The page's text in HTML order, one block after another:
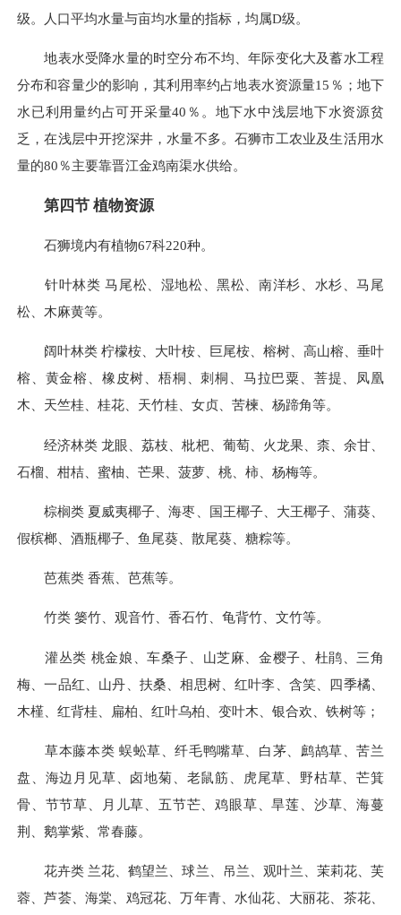
级。人口平均水量与亩均水量的指标，均属D级。
地表水受降水量的时空分布不均、年际变化大及蓄水工程
分布和容量少的影响，其利用率约占地表水资源量15％；地下
水已利用量约占可开采量40％。地下水中浅层地下水资源贫
乏，在浅层中开挖深井，水量不多。石狮市工农业及生活用水
量的80％主要靠晋江金鸡南渠水供给。
第四节 植物资源
石狮境内有植物67科220种。
针叶林类 马尾松、湿地松、黑松、南洋杉、水杉、马尾
松、木麻黄等。
阔叶林类 柠檬桉、大叶桉、巨尾桉、榕树、高山榕、垂叶
榕、黄金榕、橡皮树、梧桐、刺桐、马拉巴粟、菩提、凤凰
木、天竺桂、桂花、天竹桂、女贞、苦楝、杨蹄角等。
经济林类 龙眼、荔枝、枇杷、葡萄、火龙果、柰、余甘、
石榴、柑桔、蜜柚、芒果、菠萝、桃、柿、杨梅等。
棕榈类 夏威夷椰子、海枣、国王椰子、大王椰子、蒲葵、
假槟榔、酒瓶椰子、鱼尾葵、散尾葵、糖粽等。
芭蕉类 香蕉、芭蕉等。
竹类 篓竹、观音竹、香石竹、龟背竹、文竹等。
灌丛类 桃金娘、车桑子、山芝麻、金樱子、杜鹃、三角
梅、一品红、山丹、扶桑、相思树、红叶李、含笑、四季橘、
木槿、红背桂、扁柏、红叶乌柏、变叶木、银合欢、铁树等；
草本藤本类 蜈蚣草、纤毛鸭嘴草、白茅、鹧鸪草、苦兰
盘、海边月见草、卤地菊、老鼠筋、虎尾草、野枯草、芒箕
骨、节节草、月儿草、五节芒、鸡眼草、旱莲、沙草、海蔓
荆、鹅掌紫、常春藤。
花卉类 兰花、鹤望兰、球兰、吊兰、观叶兰、茉莉花、芙
蓉、芦荟、海棠、鸡冠花、万年青、水仙花、大丽花、茶花、